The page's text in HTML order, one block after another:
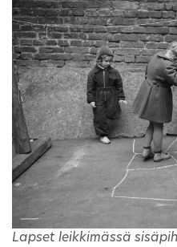
Lapset leikkimässä